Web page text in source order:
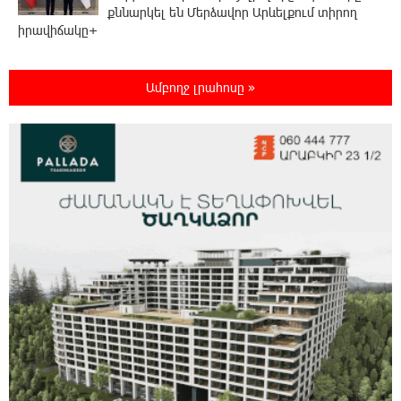
քննարկել են Մերձավոր Արևելքում տիրող
իրավիճակը+
Մալաթիա-Սեբաստիա վարչական շրջանում
տապալվել
22:19:14 6-08-2026
Իրանը և Օմանը պլանավորում են փոխել
Հորմուզի նեղուցի նավագնացության
22:00:57 6-08-2026
8-ամյա Մոնթե Մուրադյանն ու Սյունե
Քոսակյանը հաղթահարել են Արարատի
գագաթը
21:41:25 6-08-2026
Ամբողջ լրահոսը »